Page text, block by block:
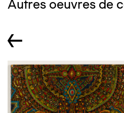
Autres oeuvres de
←